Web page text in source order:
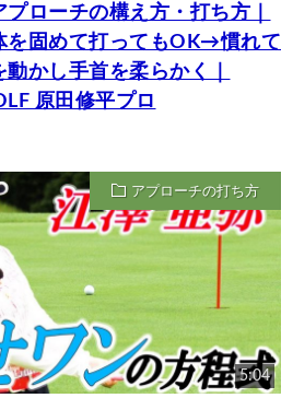
プローチの構え方・打ち方｜
を固めて打ってもOK→慣れて
かし手首を柔らかく｜
原田修平プロ
アプローチの打ち方
5:04